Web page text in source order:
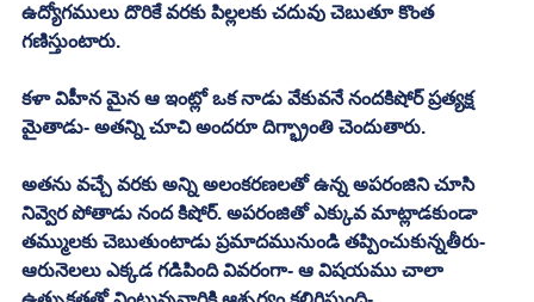
ఉద్యోగములు దొరికే వరకు పిల్లలకు చదువు చెబుతూ కొంత
గణిస్తుంటారు.
కళా విహీన మైన ఆ ఇంట్లో ఒక నాడు వేకువనే నందకిషోర్ ప్రత్యక్ష
మైతాడు- అతన్ని చూచి అందరూ దిగ్భ్రాంతి చెందుతారు.
అతను వచ్చే వరకు అన్ని అలంకరణలతో ఉన్న అపరంజిని చూసి
నివ్వెర పోతాడు నంద కిషోర్. అపరంజితో ఎక్కువ మాట్లాడకుండా
తమ్ములకు చెబుతుంటాడు ప్రమాదమునుండి తప్పించుకున్నతీరు-
ఆరునెలలు ఎక్కడ గడిపింది వివరంగా- ఆ విషయము చాలా